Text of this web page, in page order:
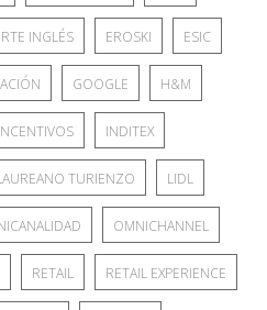
INGLÉS EROSKI ESIC
GOOGLE H&M
INDITEX
TURIENZO LIDL
OMNICHANNEL
RETAIL RETAIL EXPERIENCE